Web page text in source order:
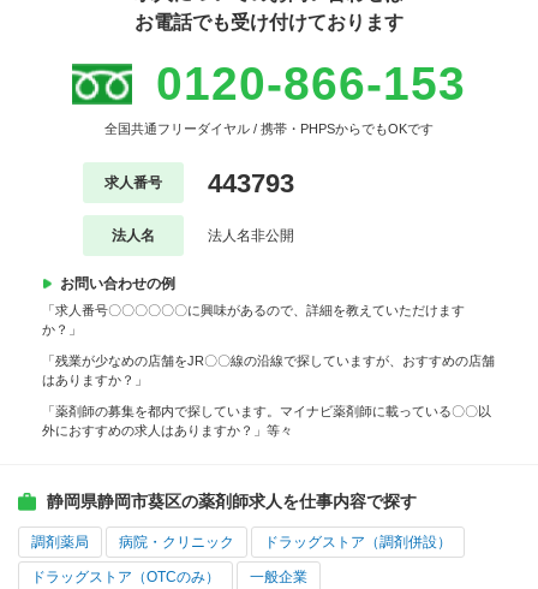
お電話でも受け付けております
0120-866-153
全国共通フリーダイヤル / 携帯・PHPSからでもOKです
求人番号 443793
法人名 法人名非公開
お問い合わせの例
「求人番号〇〇〇〇〇〇に興味があるので、詳細を教えていただけます
か？」
「残業が少なめの店舗をJR〇〇線の沿線で探していますが、おすすめの店舗
はありますか？」
「薬剤師の募集を都内で探しています。マイナビ薬剤師に載っている〇〇以
外におすすめの求人はありますか？」等々
静岡県静岡市葵区の薬剤師求人を仕事内容で探す
調剤薬局 病院・クリニック ドラッグストア（調剤併設）
ドラッグストア（OTCのみ） 一般企業